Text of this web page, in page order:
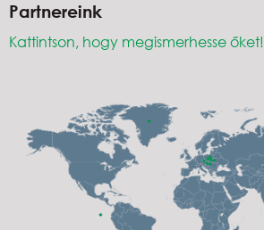
Partnereink
Kattintson, hogy megismerhesse őket!